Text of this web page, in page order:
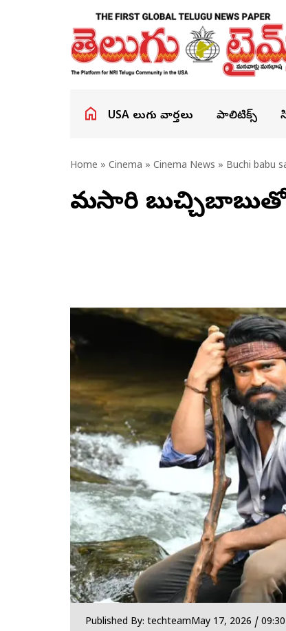
USA తెలుగు వార్తలు పాలిటిక్స్
Home » Cinema » Cinema News » Buchi babu
మ‌రోసారి
Published By: techteamMay 17, 2026 /